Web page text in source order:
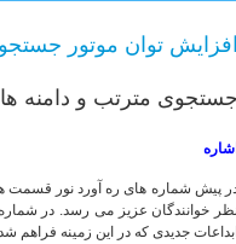
افزایش توان موتور
جستجوی مترتب و دامنه های
اشاره
پیش شماره های ره آورد نور قسمت
خوانندگان عزیز می رسد. در
ابداعات جدیدی که در این زمینه فراهم